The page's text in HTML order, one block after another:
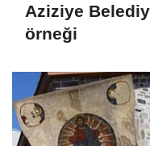
Aziziye
örneği